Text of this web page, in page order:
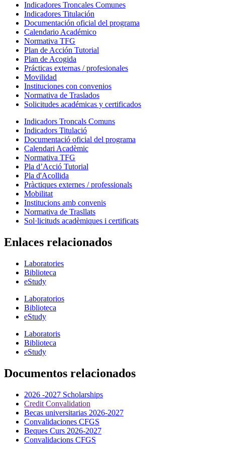
Indicadores Troncales Comunes
Indicadores Titulación
Documentación oficial del programa
Calendario Académico
Normativa TFG
Plan de Acción Tutorial
Plan de Acogida
Prácticas externas / profesionales
Movilidad
Instituciones con convenios
Normativa de Traslados
Solicitudes académicas y certificados
Indicadors Troncals Comuns
Indicadors Titulació
Documentació oficial del programa
Calendari Acadèmic
Normativa TFG
Pla d’Acció Tutorial
Pla d'Acollida
Pràctiques externes / professionals
Mobilitat
Institucions amb convenis
Normativa de Trasllats
Sol·licituds acadèmiques i certificats
Enlaces relacionados
Laboratories
Biblioteca
eStudy
Laboratorios
Biblioteca
eStudy
Laboratoris
Biblioteca
eStudy
Documentos relacionados
2026 -2027 Scholarships
Credit Convalidation
Becas universitarias 2026-2027
Convalidaciones CFGS
Beques Curs 2026-2027
Convalidacions CFGS